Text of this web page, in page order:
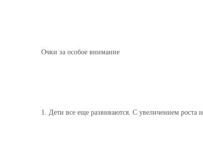
Очки за особое внимание
1. Дети все еще развиваются. С увеличением роста